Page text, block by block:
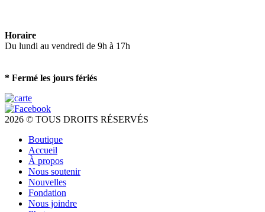
Horaire
Du lundi au vendredi de 9h à 17h
* Fermé les jours fériés
2026 © TOUS DROITS RÉSERVÉS
Boutique
Accueil
À propos
Nous soutenir
Nouvelles
Fondation
Nous joindre